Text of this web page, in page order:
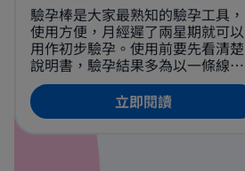
驗孕棒是大家最熟知的驗孕工具，
使用方便，月經遲了兩星期就可以
用作初步驗孕。使用前要先看清楚
說明書，驗孕結果多為以一條線為
未受孕兩條線為已懷孕。當證實懷
孕後，要戒煙酒，亦可按醫生指示
增加葉酸攝取量。懷孕後容易情緒
不穩，可以跟丈夫傾訴，保持心情
立即閱讀